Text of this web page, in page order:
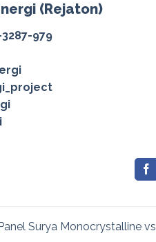
(Rejaton)
3287-979
Surya Monocrystalline vs